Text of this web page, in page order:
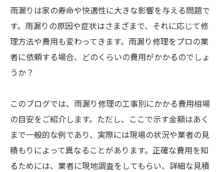
雨漏りは家の寿命や快適性に大きな影響を与える問題で
す。雨漏りの原因や症状はさまざまで、それに応じて修
理方法や費用も変わってきます。雨漏り修理をプロの業
者に依頼する場合、どのくらいの費用がかかるのでしょ
うか？
このブログでは、雨漏り修理の工事別にかかる費用相場
の目安をご紹介します。ただし、ここで示す金額はあく
まで一般的な例であり、実際には現場の状況や業者の見
積もりによって異なることがあります。正確な費用を知
るためには、業者に現地調査をしてもらい、詳細な見積